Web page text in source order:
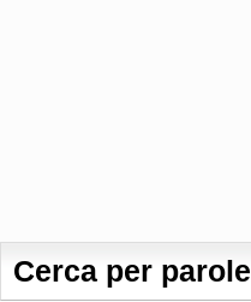
Cerca per parole